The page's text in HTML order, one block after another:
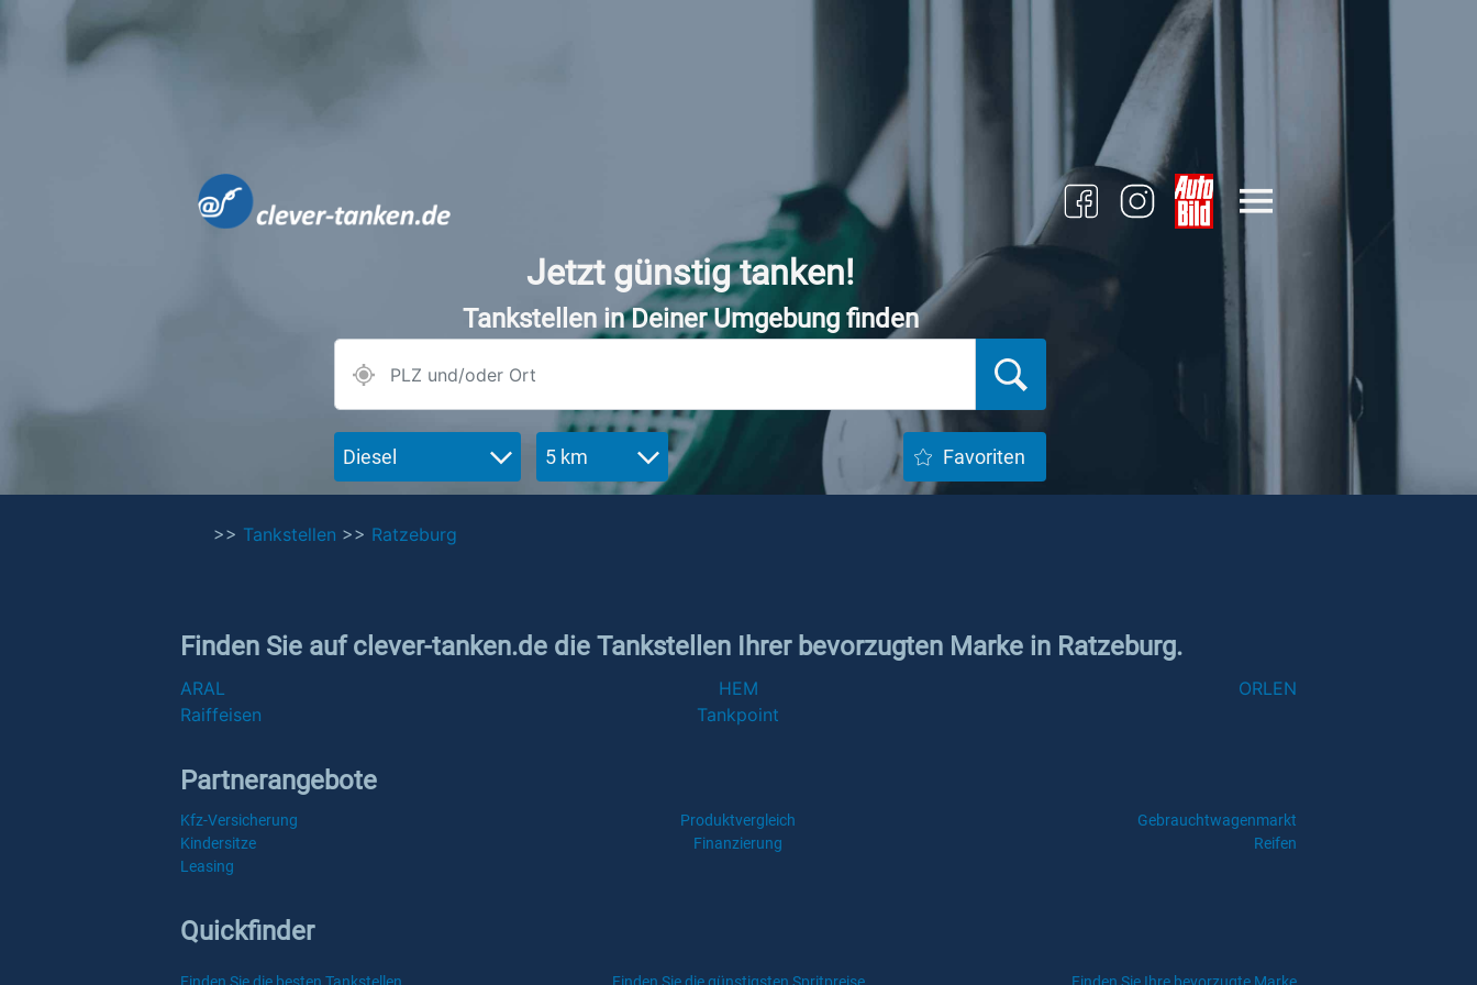
Jetzt günstig tanken!
Tankstellen in Deiner Umgebung finden
Diesel 5 km Favoriten
>> Tankstellen >> Ratzeburg
Finden Sie auf clever-tanken.de die Tankstellen Ihrer bevorzugten Marke in Ratzeburg.
ARAL HEM
ORLEN
Raiffeisen
Tankpoint
Partnerangebote
Kfz-Versicherung Produktvergleich
Gebrauchtwagenmarkt
Kindersitze
Finanzierung
Reifen
Leasing
Quickfinder